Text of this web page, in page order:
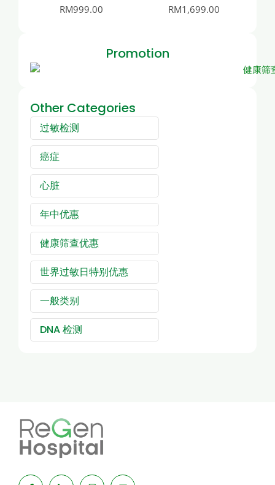
RM999.00
RM1,699.00
Promotion
Other Categories
过敏检测
癌症
心脏
年中优惠
健康筛查优惠
世界过敏日特别优惠
一般类别
DNA 检测